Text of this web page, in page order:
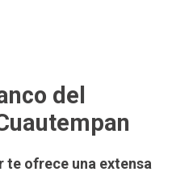
del
te ofrece una extensa